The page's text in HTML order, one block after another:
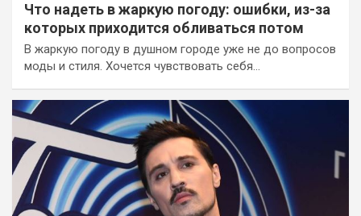
Что надеть в жаркую погоду: ошибки, из-за
которых приходится обливаться потом
В жаркую погоду в душном городе уже не до вопросов
моды и стиля. Хочется чувствовать себя…